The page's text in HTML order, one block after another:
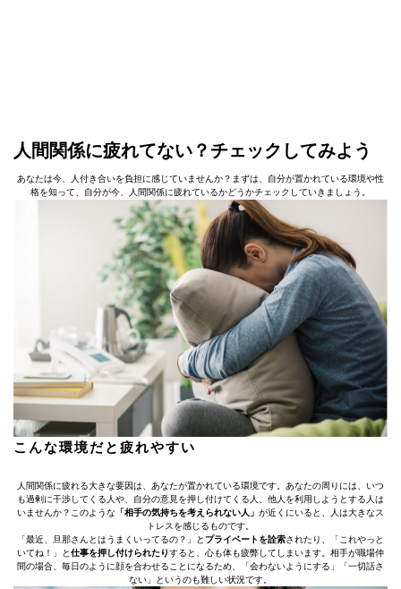
人間関係に疲れてない？チェックしてみよう
あなたは今、人付き合いを負担に感じていませんか？まずは、自分が置かれている環境や性
格を知って、自分が今、人間関係に疲れているかどうかチェックしていきましょう。
こんな環境だと疲れやすい
人間関係に疲れる大きな要因は、あなたが置かれている環境です。あなたの周りには、いつ
も過剰に干渉してくる人や、自分の意見を押し付けてくる人、他人を利用しようとする人は
いませんか？このような 「相手の気持ちを考えられない人」 が近くにいると、人は大きなス
トレスを感じるものです。
「最近、旦那さんとはうまくいってるの？」と プライベートを詮索されたり、「これやっと
いてね！」と仕事を押し付けられたりすると、心も体も疲弊してしまいます。相手が職場仲
間の場合、毎日のように顔を合わせることになるため、「会わないようにする」「一切話さ
ない」というのも難しい状況です。